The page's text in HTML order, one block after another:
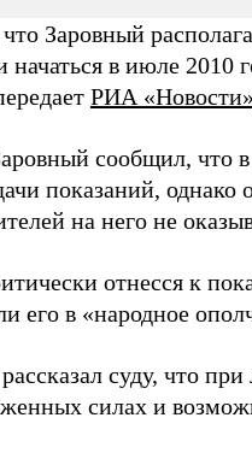
Заровный
в июле 2010
РИА «Новости»
сообщил, что
показаний, однако
на него не
отнесся к
его в «народное
суду, что
силах и